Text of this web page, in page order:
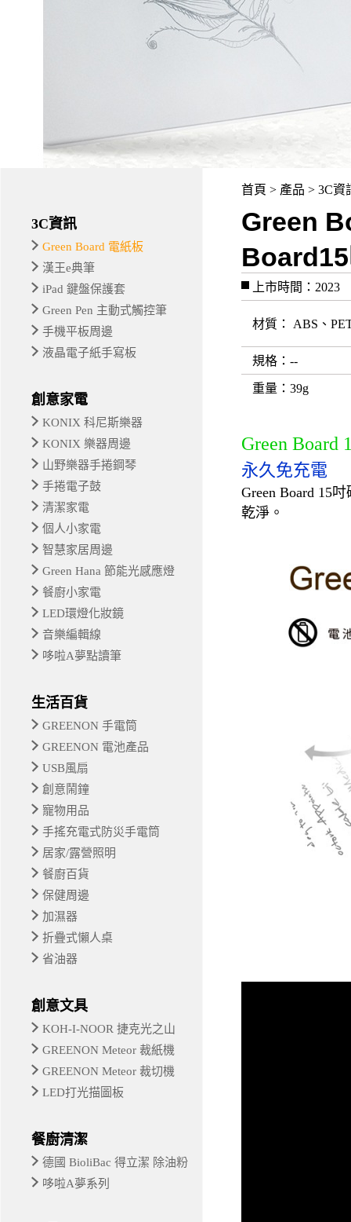
3C資訊
Green Board 電紙板
漢王e典筆
iPad 鍵盤保護套
Green Pen 主動式觸控筆
手機平板周邊
液晶電子紙手寫板
創意家電
KONIX 科尼斯樂器
KONIX 樂器周邊
山野樂器手捲鋼琴
手捲電子鼓
清潔家電
個人小家電
智慧家居周邊
Green Hana 節能光感應燈
餐廚小家電
LED環燈化妝鏡
音樂編輯線
哆啦A夢點讀筆
生活百貨
GREENON 手電筒
GREENON 電池產品
USB風扇
創意鬧鐘
寵物用品
手搖充電式防災手電筒
居家/露營照明
餐廚百貨
保健周邊
加濕器
折疊式懶人桌
省油器
創意文具
KOH-I-NOOR 捷克光之山
GREENON Meteor 裁紙機
GREENON Meteor 裁切機
LED打光描圖板
餐廚清潔
德國 BioliBac 得立潔 除油粉
哆啦A夢系列
首頁 > 產品 > 3C資
Green
上市時間：2023
材質 ： ABS、
規格 ：--
重量 ：39g
Green
永久免充電
Green Board 15
乾淨。